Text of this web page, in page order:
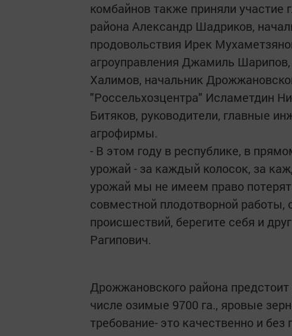
комбайнов также приняли участие
района Александр Шадриков,
продовольствия Ирек
агроуправления Джамиль
Халимов, начальник
"Россельхозцентра" Исламетдин
Битяков, руководители, главные
агрофирмы.
- В этом году в республике, в
урожай - за каждый колосок, за
урожай мы не имеем право
совместной плодотворной
происшествий, берегите себя и
Рагипович.
Дрожжановского района
числе озимые 9700 га., яровые
требование- это качественно и